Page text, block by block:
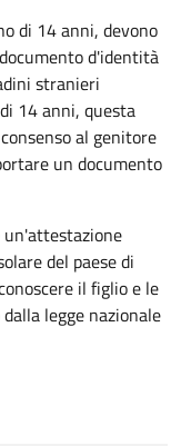
di 14 anni, devono
d'identità
stranieri
14 anni, questa
al genitore
un documento
del paese di
il figlio e le
legge nazionale